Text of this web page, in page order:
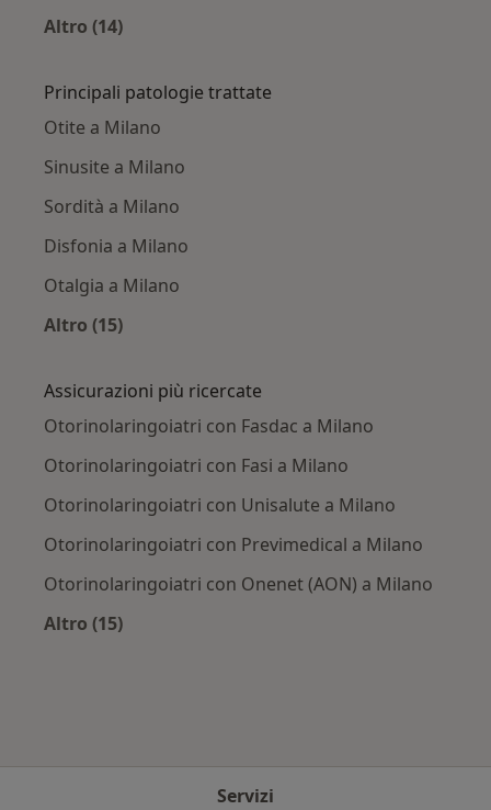
Altro (14)
Principali patologie trattate
Otite a Milano
Sinusite a Milano
Sordità a Milano
Disfonia a Milano
Otalgia a Milano
Altro (15)
Assicurazioni più ricercate
Otorinolaringoiatri con Fasdac a Milano
Otorinolaringoiatri con Fasi a Milano
Otorinolaringoiatri con Unisalute a Milano
Otorinolaringoiatri con Previmedical a Milano
Otorinolaringoiatri con Onenet (AON) a Milano
Altro (15)
Servizi